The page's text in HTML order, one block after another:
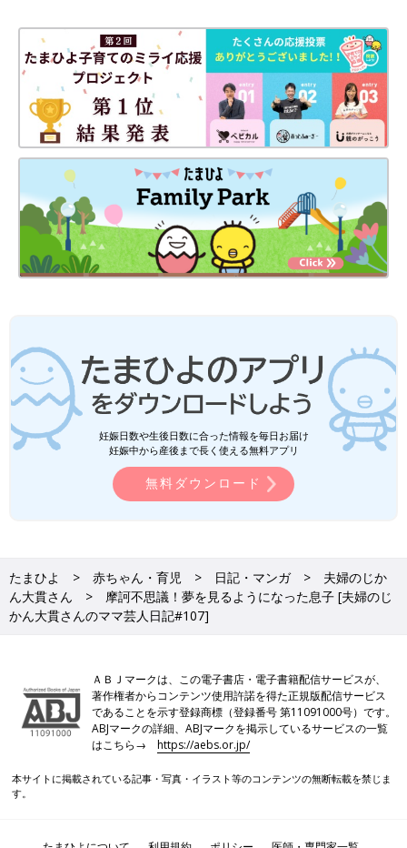
妊娠日数や生後日数に合った情報を毎日お届け
妊娠中から産後まで長く使える無料アプリ
無料ダウンロード
たまひよ 赤ちゃん・育児 日記・マンガ
夫婦のじか
ん大貫さん
摩訶不思議！夢を見るようになった息子 [夫婦のじ
かん大貫さんのママ芸人日記#107]
ＡＢＪマークは、この電子書店・電子書籍配信サービスが、
著作権者からコンテンツ使用許諾を得た正規版配信サービス
であることを示す登録商標（登録番号 第11091000号）です。
ABJマークの詳細、ABJマークを掲示しているサービスの一覧
はこちら→https://aebs.or.jp/
本サイトに掲載されている記事・写真・イラスト等のコンテンツの無断転載を禁じま
す。